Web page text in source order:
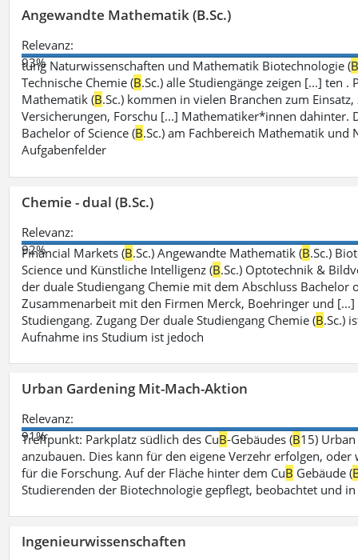
Angewandte Mathematik (B.Sc.)
Relevanz:
93%
tung Naturwissenschaften und Mathematik Biotechnologie (
Technische Chemie (B.Sc.) alle Studiengänge zeigen [...] ten
Mathematik (B.Sc.) kommen in vielen Branchen zum Einsatz,
Versicherungen, Forschu [...] Mathematiker*innen
Bachelor of Science (B.Sc.) am Fachbereich Mathematik
Aufgabenfelder
Chemie - dual (B.Sc.)
Relevanz:
92%
Financial Markets (B.Sc.) Angewandte Mathematik (B.Sc.)
Science und Künstliche Intelligenz (B.Sc.) Optotechnik &
der duale Studiengang Chemie mit dem Abschluss Bachelor
Zusammenarbeit mit den Firmen Merck, Boehringer und
Studiengang. Zugang Der duale Studiengang Chemie (B.Sc.)
Aufnahme ins Studium ist jedoch
Urban Gardening Mit-Mach-Aktion
Relevanz:
91%
Treffpunkt: Parkplatz südlich des CuB-Gebäudes (B15)
anzubauen. Dies kann für den eigene Verzehr erfolgen,
für die Forschung. Auf der Fläche hinter dem CuB Gebäude (
Studierenden der Biotechnologie gepflegt, beobachtet und
Ingenieurwissenschaften